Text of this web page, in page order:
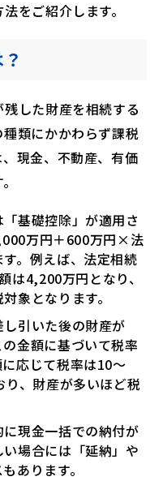
をご紹介します。
した財産を相続する
類にかかわらず課税
現金、不動産、有価
「基礎控除」が適用さ
万円＋600万円×法
。例えば、法定相続
は4,200万円となり、
象となります。
し引いた後の財産が
の金額に基づいて税率
応じて税率は10〜
、財産が多いほど税
に現金一括での納付が
場合には「延納」や
あります。